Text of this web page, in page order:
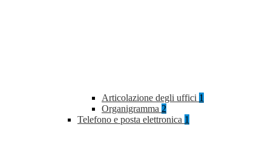
Articolazione degli uffici 1
Organigramma 2
Telefono e posta elettronica 1